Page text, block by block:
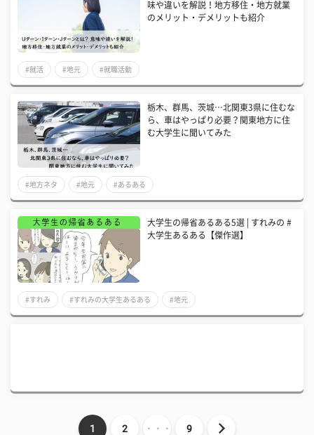
味や違いを解説！地方移住・地方就業
のメリット・デメリットも紹介
#就活 #地元 #就職活動
栃木、群馬、茨城…北関東3県に住むな
ら、車はやっぱり必要？関東地方に住
む大学生に聞いてみた
#地方ネタ #地元 #あるある
大学生の帰省あるある5選 | すれみの #
大学生あるある【傑作選】
#すれみ #すれみの大学生あるある #地元
1 2 ・・・ 9